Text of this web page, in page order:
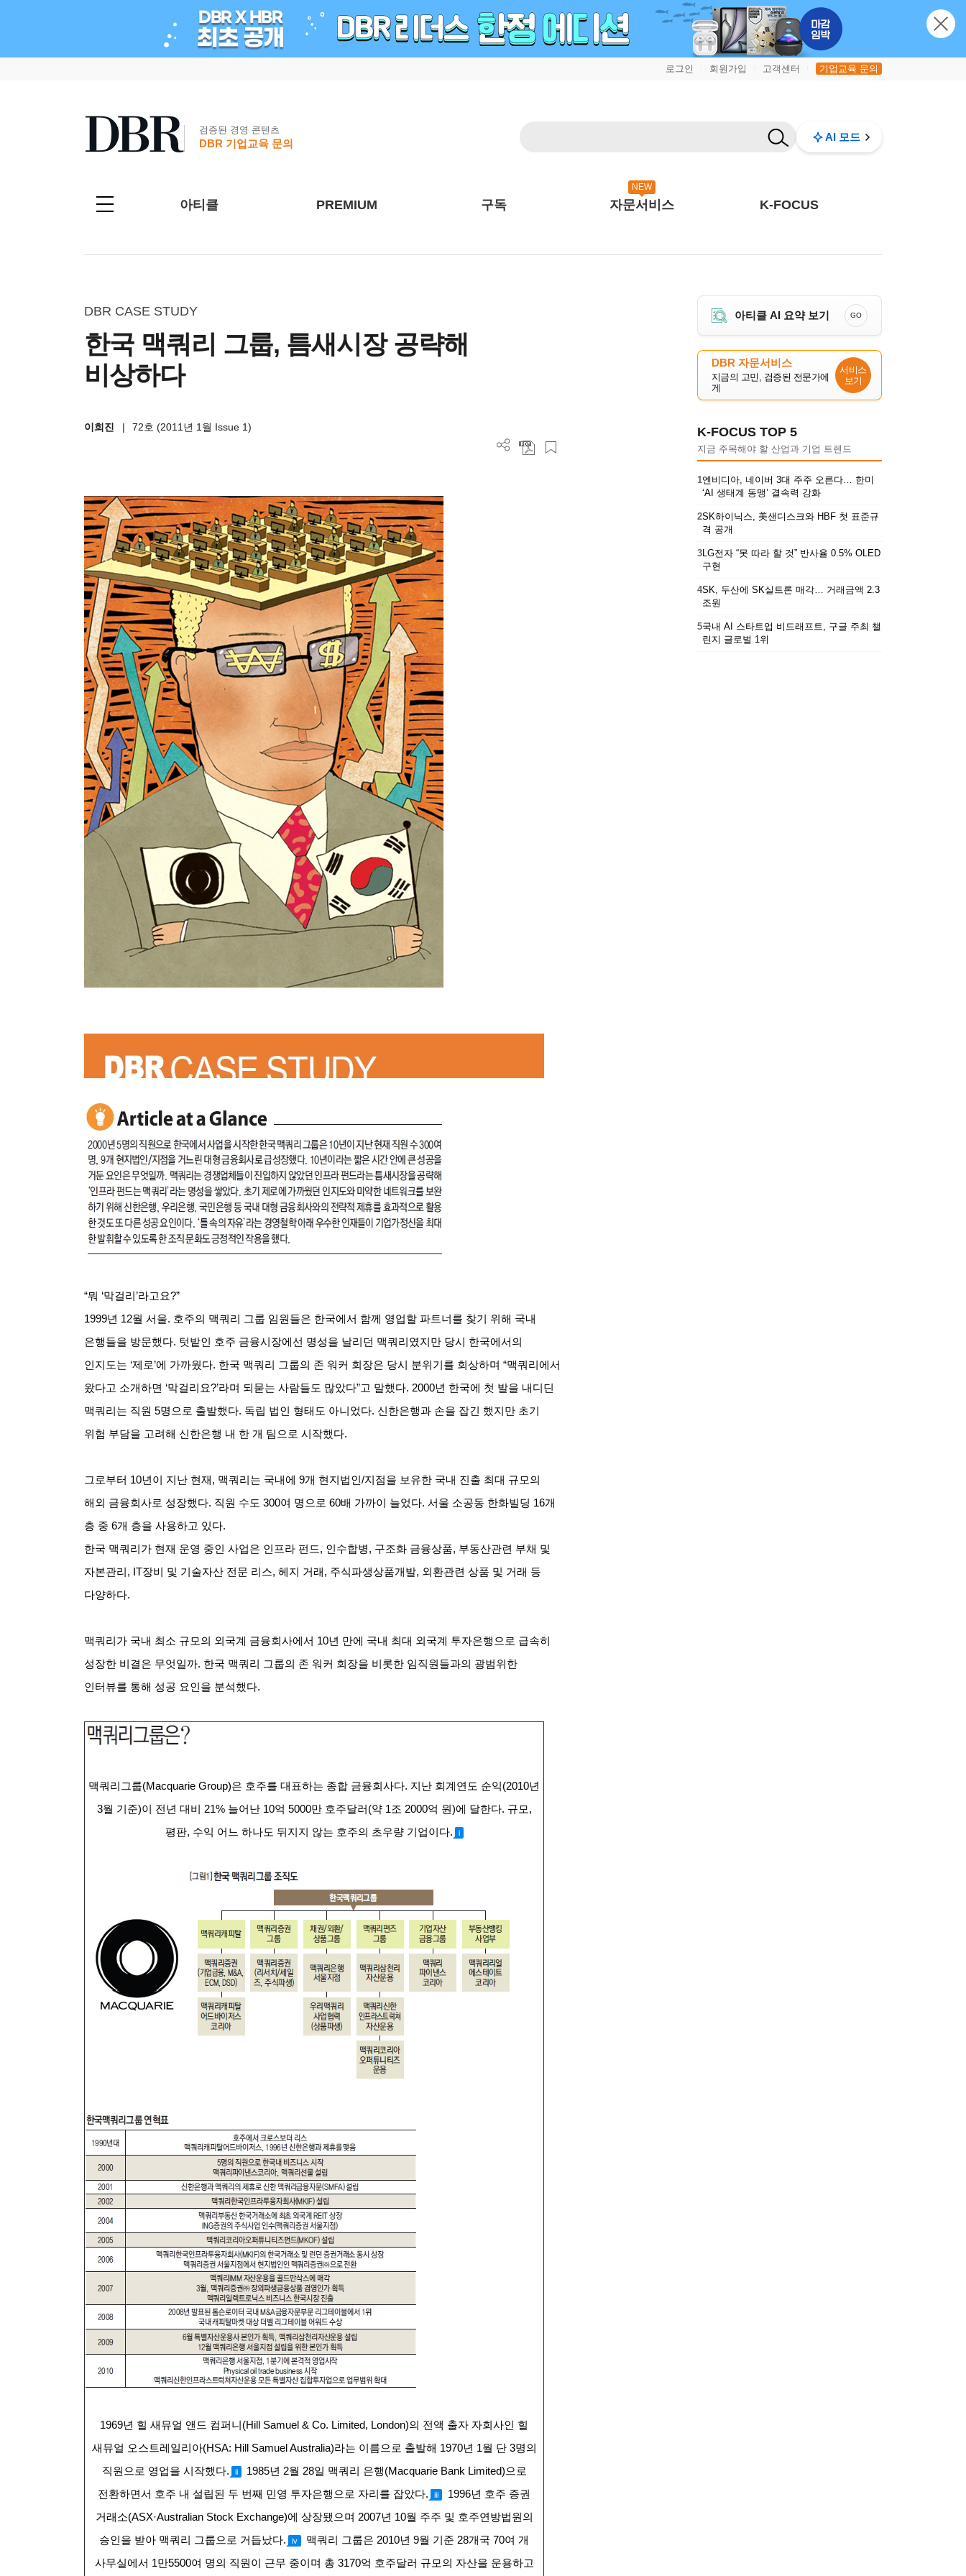
로그인 회원가입 고객센터 기업교육 문의
검증된 경영 콘텐츠
DBR 기업교육 문의
AI 모드
아티클 PREMIUM 구독
NEW
자문서비스 K-FOCUS
DBR CASE STUDY
한국 맥쿼리 그룹, 틈새시장 공략해
비상하다
이희진 | 72호 (2011년 1월 Issue 1)
“뭐 ‘막걸리’라고요?”
1999년 12월 서울. 호주의 맥쿼리 그룹 임원들은 한국에서 함께 영업할 파트너를 찾기 위해 국내
은행들을 방문했다. 텃밭인 호주 금융시장에선 명성을 날리던 맥쿼리였지만 당시 한국에서의
인지도는 ‘제로’에 가까웠다. 한국 맥쿼리 그룹의 존 워커 회장은 당시 분위기를 회상하며 “맥쿼리에서
왔다고 소개하면 ‘막걸리요?’라며 되묻는 사람들도 많았다”고 말했다. 2000년 한국에 첫 발을 내디딘
맥쿼리는 직원 5명으로 출발했다. 독립 법인 형태도 아니었다. 신한은행과 손을 잡긴 했지만 초기
위험 부담을 고려해 신한은행 내 한 개 팀으로 시작했다.
그로부터 10년이 지난 현재, 맥쿼리는 국내에 9개 현지법인/지점을 보유한 국내 진출 최대 규모의
해외 금융회사로 성장했다. 직원 수도 300여 명으로 60배 가까이 늘었다. 서울 소공동 한화빌딩 16개
층 중 6개 층을 사용하고 있다.
한국 맥쿼리가 현재 운영 중인 사업은 인프라 펀드, 인수합병, 구조화 금융상품, 부동산관련 부채 및
자본관리, IT장비 및 기술자산 전문 리스, 헤지 거래, 주식파생상품개발, 외환관련 상품 및 거래 등
다양하다.
맥쿼리가 국내 최소 규모의 외국계 금융회사에서 10년 만에 국내 최대 외국계 투자은행으로 급속히
성장한 비결은 무엇일까. 한국 맥쿼리 그룹의 존 워커 회장을 비롯한 임직원들과의 광범위한
인터뷰를 통해 성공 요인을 분석했다.
맥쿼리그룹(Macquarie Group)은 호주를 대표하는 종합 금융회사다. 지난 회계연도 순익(2010년
3월 기준)이 전년 대비 21% 늘어난 10억 5000만 호주달러(약 1조 2000억 원)에 달한다. 규모,
평판, 수익 어느 하나도 뒤지지 않는 호주의 초우량 기업이다.
i
1969년 힐 새뮤얼 앤드 컴퍼니(Hill Samuel & Co. Limited, London)의 전액 출자 자회사인 힐
새뮤얼 오스트레일리아(HSA: Hill Samuel Australia)라는 이름으로 출발해 1970년 1월 단 3명의
직원으로 영업을 시작했다.
ii 1985년 2월 28일 맥쿼리 은행(Macquarie Bank Limited)으로
전환하면서 호주 내 설립된 두 번째 민영 투자은행으로 자리를 잡았다.
iii 1996년 호주 증권
거래소(ASX·Australian Stock Exchange)에 상장됐으며 2007년 10월 주주 및 호주연방법원의
승인을 받아 맥쿼리 그룹으로 거듭났다.
iv
맥쿼리 그룹은 2010년 9월 기준 28개국 70여 개
사무실에서 1만5500여 명의 직원이 근무 중이며 총 3170억 호주달러 규모의 자산을 운용하고
아티클 AI 요약 보기 GO
DBR 자문서비스
지금의 고민, 검증된 전문가에
게
서비스
보기
K-FOCUS TOP 5
지금 주목해야 할 산업과 기업 트렌드
1엔비디아, 네이버 3대 주주 오른다… 한미
‘AI 생태계 동맹’ 결속력 강화
2SK하이닉스, 美샌디스크와 HBF 첫 표준규
격 공개
3LG전자 “못 따라 할 것” 반사율 0.5% OLED
구현
4SK, 두산에 SK실트론 매각… 거래금액 2.3
조원
5국내 AI 스타트업 비드래프트, 구글 주최 챌
린지 글로벌 1위